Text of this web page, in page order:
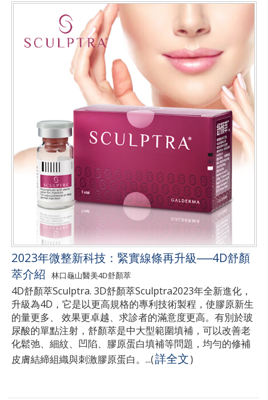
2023年微整新科技：緊實線條再升級──4D舒顏
萃介紹
林口龜山醫美4D舒顏萃
4D舒顏萃Sculptra. 3D舒顏萃Sculptra2023年全新進化，
升級為4D，它是以更高規格的專利技術製程，使膠原新生
的量更多、 效果更卓越、求診者的滿意度更高。有別於玻
尿酸的單點注射，舒顏萃是中大型範圍填補，可以改善老
化鬆弛、細紋、凹陷、膠原蛋白填補等問題，均勻的修補
皮膚結締組織與刺激膠原蛋白。...(詳全文)